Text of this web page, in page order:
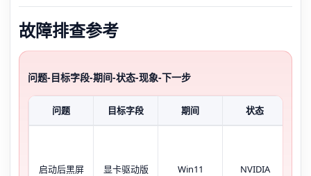
故障排查参考
问题-目标字段-期间-状态-现象-下一步
问题 目标字段 期间 状态
启动后黑屏
显卡驱动版
Win11
NVIDIA